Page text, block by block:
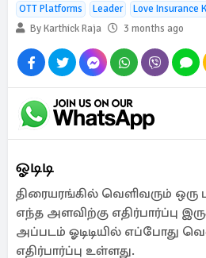
OTT Platforms Leader
Love Insurance
By Karthick Raja
3 months ago
ஓடிடி
திரையரங்கில் வெளிவரும் ஒரு
எந்த அளவிற்கு எதிர்பார்ப்பு
அப்படம் ஓடிடியில் எப்போது
எதிர்பார்ப்பு உள்ளது.